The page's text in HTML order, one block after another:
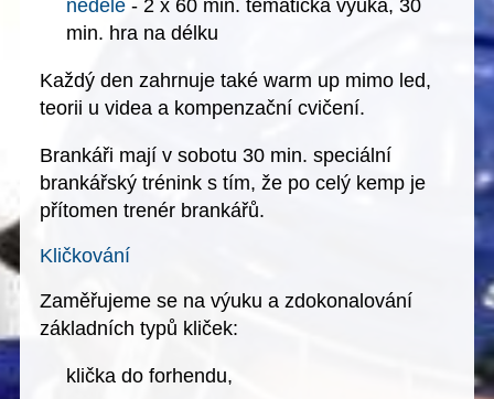
neděle - 2 x 60 min. tématická výuka, 30
min. hra na délku
Každý den zahrnuje také warm up mimo led,
teorii u videa a kompenzační cvičení.
Brankáři mají v sobotu 30 min. speciální
brankářský trénink s tím, že po celý kemp je
přítomen trenér brankářů.
Kličkování
Zaměřujeme se na výuku a zdokonalování
základních typů kliček:
klička do forhendu,